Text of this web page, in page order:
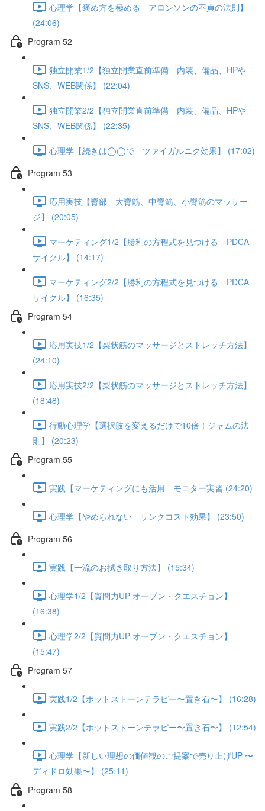
心理学【褒め方を極める アロンソンの不貞の法則】
(24:06)
Program 52
独立開業1/2【独立開業直前準備 内装、備品、HPや
SNS、WEB関係】 (22:04)
独立開業2/2【独立開業直前準備 内装、備品、HPや
SNS、WEB関係】 (22:35)
心理学【続きは◯◯で ツァイガルニク効果】 (17:02)
Program 53
応用実技【臀部 大臀筋、中臀筋、小臀筋のマッサー
ジ】 (20:05)
マーケティング1/2【勝利の方程式を見つける PDCA
サイクル】 (14:17)
マーケティング2/2【勝利の方程式を見つける PDCA
サイクル】 (16:35)
Program 54
応用実技1/2【梨状筋のマッサージとストレッチ方法】
(24:10)
応用実技2/2【梨状筋のマッサージとストレッチ方法】
(18:48)
行動心理学【選択肢を変えるだけで10倍！ジャムの法
則】 (20:23)
Program 55
実践【マーケティングにも活用 モニター実習 (24:20)
心理学【やめられない サンクコスト効果】 (23:50)
Program 56
実践【一流のお拭き取り方法】 (15:34)
心理学1/2【質問力UP オープン・クエスチョン】
(16:38)
心理学2/2【質問力UP オープン・クエスチョン】
(15:47)
Program 57
実践1/2【ホットストーンテラピー〜置き石〜】 (16:28)
実践2/2【ホットストーンテラピー〜置き石〜】 (12:54)
心理学【新しい理想の価値観のご提案で売り上げUP 〜
ディドロ効果〜】 (25:11)
Program 58